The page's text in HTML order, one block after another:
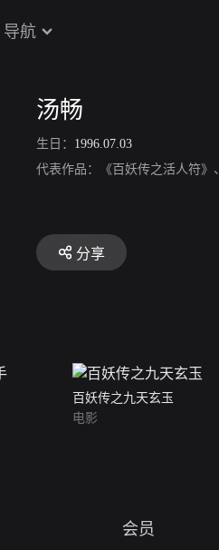
导航
汤畅
生日： 1996.07.03
代表作品：《百妖传之活人符》
分享
百妖传之九天玄玉
电影
会员